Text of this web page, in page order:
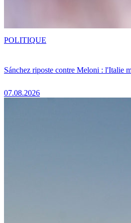
Sánchez riposte contre Meloni : l'Italie
07.08.2026
POLITIQUE